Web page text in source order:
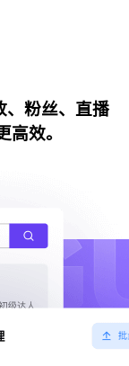
、粉丝、直播
效。